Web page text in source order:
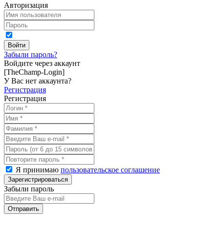
Авторизация
Забыли пароль?
Войдите через аккаунт
[TheChamp-Login]
У Вас нет аккаунта?
Регистрация
Регистрация
Я принимаю пользовательское соглашение
Забыли пароль